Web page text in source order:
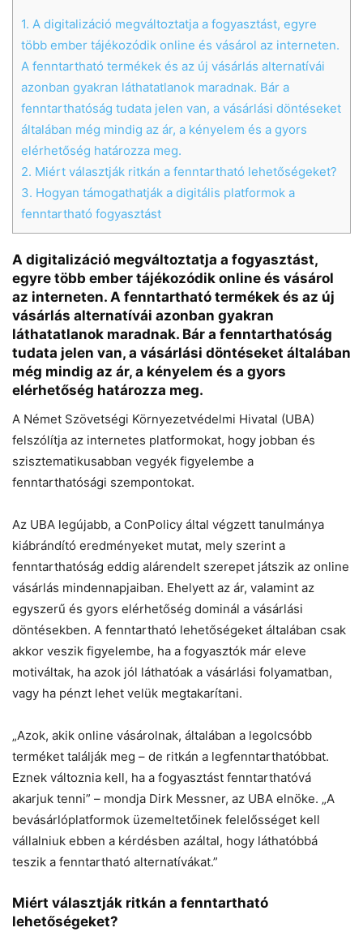
1. A digitalizáció megváltoztatja a fogyasztást, egyre
több ember tájékozódik online és vásárol az interneten.
A fenntartható termékek és az új vásárlás alternatívái
azonban gyakran láthatatlanok maradnak. Bár a
fenntarthatóság tudata jelen van, a vásárlási döntéseket
általában még mindig az ár, a kényelem és a gyors
elérhetőség határozza meg.
2. Miért választják ritkán a fenntartható lehetőségeket?
3. Hogyan támogathatják a digitális platformok a
fenntartható fogyasztást
A digitalizáció megváltoztatja a fogyasztást,
egyre több ember tájékozódik online és vásárol
az interneten. A fenntartható termékek és az új
vásárlás alternatívái azonban gyakran
láthatatlanok maradnak. Bár a fenntarthatóság
tudata jelen van, a vásárlási döntéseket általában
még mindig az ár, a kényelem és a gyors
elérhetőség határozza meg.
A Német Szövetségi Környezetvédelmi Hivatal (UBA)
felszólítja az internetes platformokat, hogy jobban és
szisztematikusabban vegyék figyelembe a
fenntarthatósági szempontokat.
Az ⁠UBA⁠ legújabb, a ConPolicy által végzett tanulmánya
kiábrándító eredményeket mutat, mely szerint ⁠a
fenntarthatóság⁠ eddig alárendelt szerepet játszik az online
vásárlás mindennapjaiban. Ehelyett az ár, valamint az
egyszerű és gyors elérhetőség dominál a vásárlási
döntésekben. A fenntartható lehetőségeket általában csak
akkor veszik figyelembe, ha a fogyasztók már eleve
motiváltak, ha azok jól láthatóak a vásárlási folyamatban,
vagy ha pénzt lehet velük megtakarítani.
„Azok, akik online vásárolnak, általában a legolcsóbb
terméket találják meg – de ritkán a legfenntarthatóbbat.
Eznek változnia kell, ha a fogyasztást fenntarthatóvá
akarjuk tenni” – mondja Dirk Messner, az UBA elnöke. „A
bevásárlóplatformok üzemeltetőinek felelősséget kell
vállalniuk ebben a kérdésben azáltal, hogy láthatóbbá
teszik a fenntartható alternatívákat.”
Miért választják ritkán a fenntartható
lehetőségeket?
Chat Mr wAIste Close
Helló! Miben segíthetek ma?